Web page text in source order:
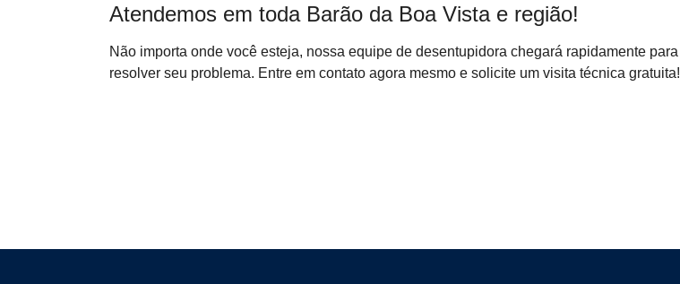
Atendemos em toda Barão da Boa Vista e região!
Não importa onde você esteja, nossa equipe de desentupidora chegará rapidamente para
resolver seu problema. Entre em contato agora mesmo e solicite um visita técnica gratuita!